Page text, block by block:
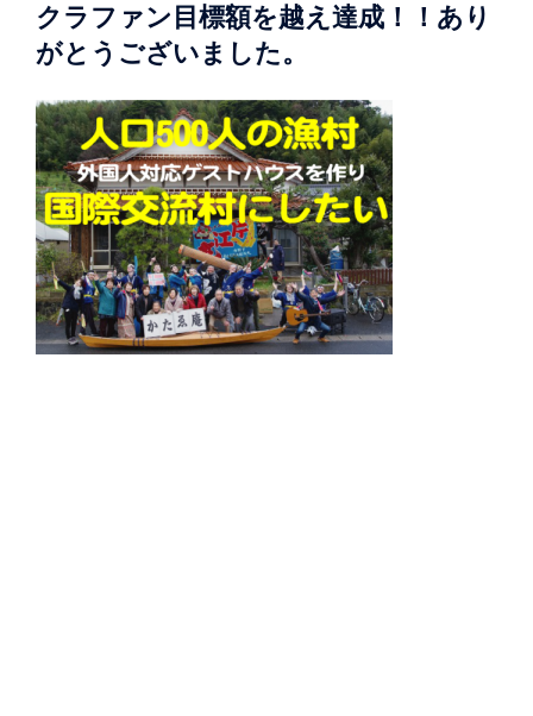
クラファン目標額を越え達成！！あり
がとうございました。